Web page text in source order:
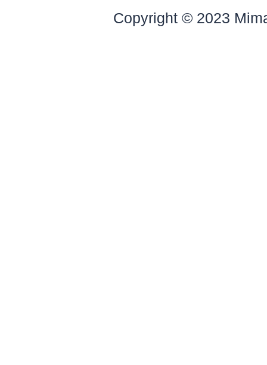
Copyright © 2023